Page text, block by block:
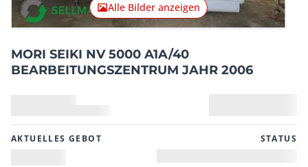
Alle Bilder anzeigen
MORI SEIKI NV 5000 A1A/40
BEARBEITUNGSZENTRUM JAHR 2006
AKTUELLES GEBOT STATUS